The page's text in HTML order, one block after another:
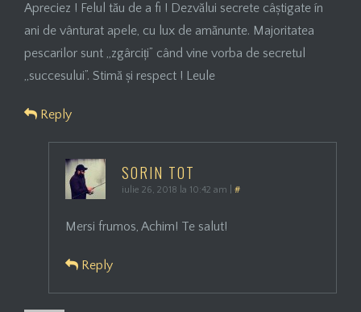
Apreciez ! Felul tău de a fi ! Dezvălui secrete câștigate ín
ani de vânturat apele, cu lux de amănunte. Majoritatea
pescarilor sunt ,,zgârciți” când vine vorba de secretul
,,succesului”. Stimă și respect ! Leule
Reply
SORIN TOT
iulie 26, 2018 la 10:42 am #
Mersi frumos, Achim! Te salut!
Reply